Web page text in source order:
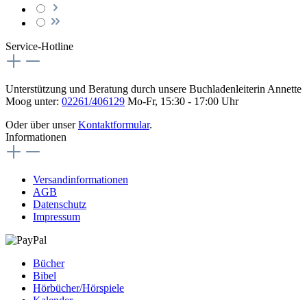
Service-Hotline
Unterstützung und Beratung durch unsere Buchladenleiterin Annette
Moog unter: 02261/406129 Mo-Fr, 15:30 - 17:00 Uhr
Oder über unserKontaktformular.
Informationen
Versandinformationen
AGB
Datenschutz
Impressum
Bücher
Bibel
Hörbücher/Hörspiele